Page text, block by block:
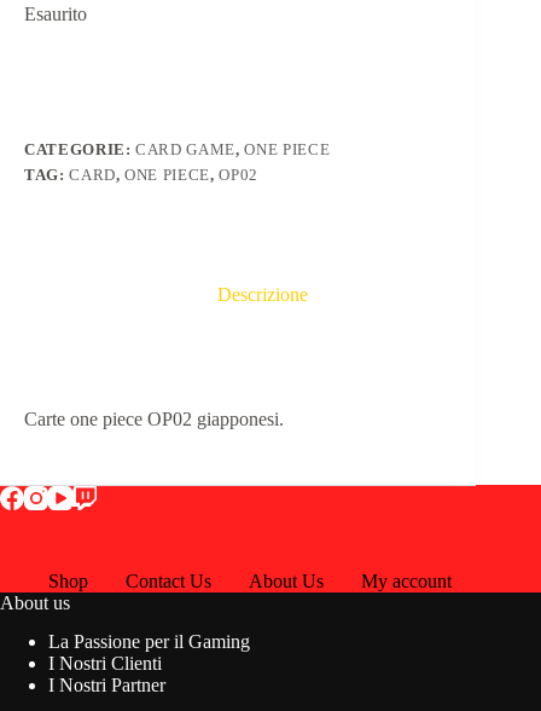
Esaurito
CATEGORIE:CARD GAME,ONE PIECE
TAG:CARD,ONE PIECE,OP02
Descrizione
Carte one piece OP02 giapponesi.
Shop Contact Us About Us
My account
About us
La Passione per il Gaming
I Nostri Clienti
I Nostri Partner